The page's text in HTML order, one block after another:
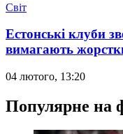
Світ
Естонські клуби
вимагають
04 лютого, 13:20
Популярне на